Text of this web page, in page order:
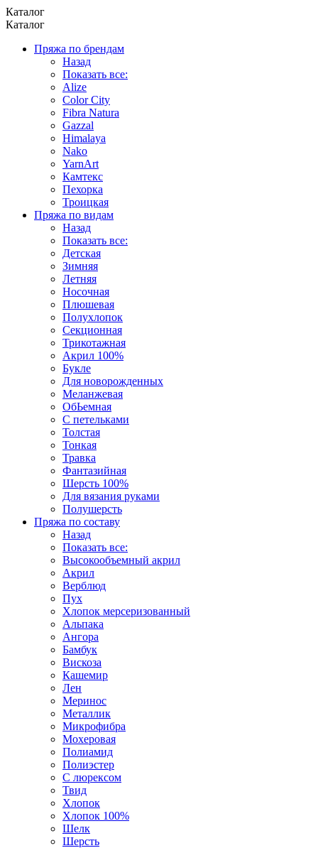
Каталог
Каталог
Пряжа по брендам
Назад
Показать все:
Alize
Color City
Fibra Natura
Gazzal
Himalaya
Nako
YarnArt
Камтекс
Пехорка
Троицкая
Пряжа по видам
Назад
Показать все:
Детская
Зимняя
Летняя
Носочная
Плюшевая
Полухлопок
Секционная
Трикотажная
Акрил 100%
Букле
Для новорожденных
Меланжевая
ОбЬемная
С петельками
Толстая
Тонкая
Травка
Фантазийная
Шерсть 100%
Для вязания руками
Полушерсть
Пряжа по составу
Назад
Показать все:
Высокообъемный акрил
Акрил
Верблюд
Пух
Хлопок мерсеризованный
Альпака
Ангора
Бамбук
Вискоза
Кашемир
Лен
Меринос
Металлик
Микрофибра
Мохеровая
Полиамид
Полиэстер
С люрексом
Твид
Хлопок
Хлопок 100%
Шелк
Шерсть